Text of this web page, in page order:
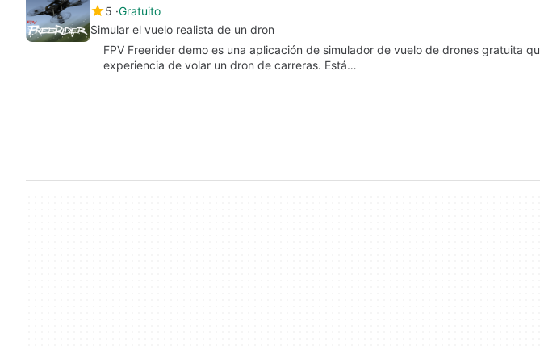
5 Gratuito
Simular el vuelo realista de un dron
FPV Freerider demo es una aplicación de simulador de vuelo de drones gratuita
experiencia de volar un dron de carreras. Está…